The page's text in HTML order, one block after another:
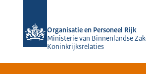
Organisatie en Personeel Rijk
Ministerie van Binnenlandse
Koninkrijksrelaties